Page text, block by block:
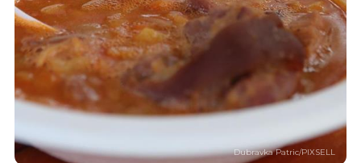
Dubravka Patric/PIXSELL